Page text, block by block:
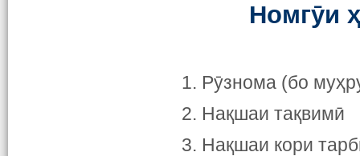
Номгӯи
1. Рӯзнома (бо
2. Нақшаи тақвимӣ
3. Нақшаи кори